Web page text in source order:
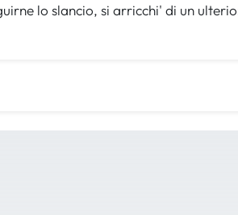
lo slancio, si arricchi' di un